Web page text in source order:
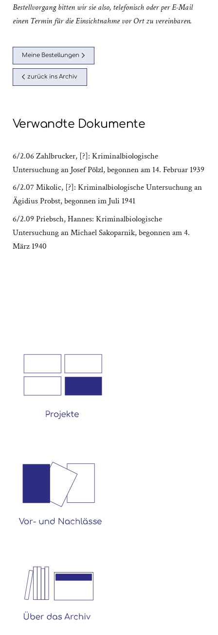
Bestellvorgang bitten wir sie also, telefonisch oder per E-Mail
einen Termin für die Einsichtnahme vor Ort zu vereinbaren.
Meine Bestellungen
zurück ins Archiv
Verwandte Dokumente
6/2.06 Zahlbrucker, [?]: Kriminalbiologische
Untersuchung an Josef Pölzl, begonnen am 14. Februar 1939
6/2.07 Mikolic, [?]: Kriminalbiologische Untersuchung an
Ägidius Probst, begonnen im Juli 1941
6/2.09 Priebsch, Hannes: Kriminalbiologische
Untersuchung an Michael Sakoparnik, begonnen am 4.
März 1940